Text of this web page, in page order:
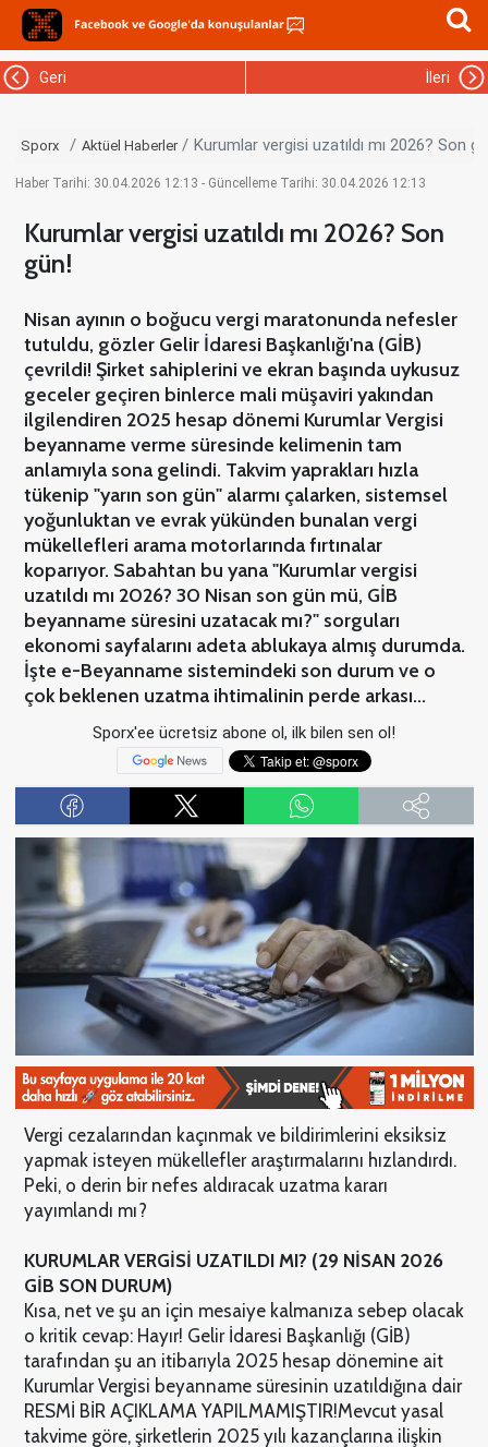
Geri İleri
Sporx Aktüel Haberler Kurumlar vergisi uzatıldı mı 2026? Son
Haber Tarihi: 30.04.2026 12:13 - Güncelleme Tarihi: 30.04.2026 12:13
Kurumlar vergisi uzatıldı mı 2026? Son
gün!
Nisan ayının o boğucu vergi maratonunda nefesler
tutuldu, gözler Gelir İdaresi Başkanlığı'na (GİB)
çevrildi! Şirket sahiplerini ve ekran başında uykusuz
geceler geçiren binlerce mali müşaviri yakından
ilgilendiren 2025 hesap dönemi Kurumlar Vergisi
beyanname verme süresinde kelimenin tam
anlamıyla sona gelindi. Takvim yaprakları hızla
tükenip "yarın son gün" alarmı çalarken, sistemsel
yoğunluktan ve evrak yükünden bunalan vergi
mükellefleri arama motorlarında fırtınalar
koparıyor. Sabahtan bu yana "Kurumlar vergisi
uzatıldı mı 2026? 30 Nisan son gün mü, GİB
beyanname süresini uzatacak mı?" sorguları
ekonomi sayfalarını adeta ablukaya almış durumda.
İşte e-Beyanname sistemindeki son durum ve o
çok beklenen uzatma ihtimalinin perde arkası...
Sporx'ee ücretsiz abone ol, ilk bilen sen ol!
Vergi cezalarından kaçınmak ve bildirimlerini eksiksiz
yapmak isteyen mükellefler araştırmalarını hızlandırdı.
Peki, o derin bir nefes aldıracak uzatma kararı
yayımlandı mı?
KURUMLAR VERGİSİ UZATILDI MI? (29 NİSAN 2026
GİB SON DURUM)
Kısa, net ve şu an için mesaiye kalmanıza sebep olacak
o kritik cevap: Hayır! Gelir İdaresi Başkanlığı (GİB)
tarafından şu an itibarıyla 2025 hesap dönemine ait
Kurumlar Vergisi beyanname süresinin uzatıldığına dair
RESMİ BİR AÇIKLAMA YAPILMAMIŞTIR!Mevcut yasal
takvime göre, şirketlerin 2025 yılı kazançlarına ilişkin